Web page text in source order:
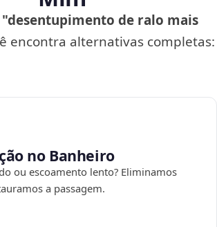
"desentupimento de ralo mais
encontra alternativas completas:
no Banheiro
ou escoamento lento? Eliminamos
a passagem.